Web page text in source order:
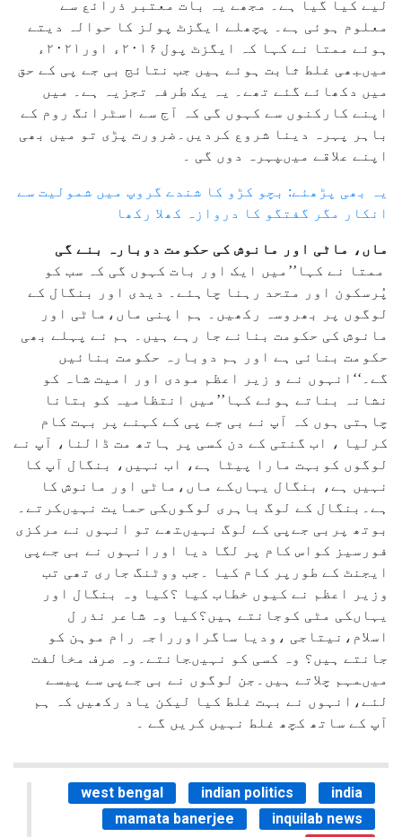
لیے کیا گیا ہے۔ مجھے یہ بات معتبر ذرائع سے
معلوم ہوئی ہے۔ پچھلے ایگزٹ پولز کا حوالہ دیتے
ہوئے ممتا نے کہا کہ ایگزٹ پول ۲۰۱۶ء اور۲۰۲۱ء
میںبھی غلط ثابت ہوئے ہیں جب نتائج بی جے پی کے حق
میں دکھائے گئے تھے۔ یہ یک طرفہ تجزیہ ہے۔ میں
اپنے کارکنوں سے کہوں گی کہ آج سے اسٹرانگ روم کے
باہر پہرہ دینا شروع کردیں۔ضرورت پڑی تو میں بھی
اپنے علاقے میںپہرہ دوں گی ۔
یہ بھی پڑھئے: بچو کڑو کا شندے گروپ میں شمولیت سے
انکار مگر گفتگو کا دروازہ کھلا رکھا
ماں، ماٹی اور مانوش کی حکومت دوبارہ بنے گی
ممتا نے کہا’’میں ایک اور بات کہوں گی کہ سب کو
پُرسکون اور متحد رہنا چاہئے۔ دیدی اور بنگال کے
لوگوں پر بھروسہ رکھیں۔ ہم اپنی ماں،ماٹی اور
مانوش کی حکومت بنانے جا رہے ہیں۔ ہم نے پہلے بھی
حکومت بنائی ہے اور ہم دوبارہ حکومت بنائیں
گے۔‘‘انہوں نے و زیر اعظم مودی اور امیت شاہ کو
نشانہ بناتے ہوئے کہا’’میں انتظامیہ کو بتانا
چاہتی ہوں کہ آپ نے بی جے پی کے کہنے پر بہت کام
کرلیا ، اب گنتی کے دن کسی پر ہاتھ مت ڈالنا، آپ نے
لوگوں کوبہت مارا پیٹا ہے، اب نہیں، بنگال آپ کا
نہیں ہے، بنگال یہاںکے ماں،ماٹی اور مانوش کا
ہے۔بنگال کے لوگ باہری لوگوںکی حمایت نہیںکرتے۔
بوتھ پربی جےپی کے لوگ نہیںتھے تو انہوں نے مرکزی
فورسیز کواس کام پر لگا دیا اورانہوں نے بی جےپی
ایجنٹ کے طورپر کام کیا ۔جب ووٹنگ جاری تھی تب
وزیر اعظم نے کیوں خطاب کیا ؟کیا وہ بنگال اور
یہاںکی مٹی کوجانتے ہیں؟کیا وہ شاعر نذر ل
اسلام،نیتاجی ،ودیا ساگراورراجہ رام موہن کو
جانتے ہیں؟ وہ کسی کو نہیںجانتے۔وہ صرف مخالفت
میںمہم چلاتے ہیں۔جن لوگوں نے بی جےپی سے پیسے
لئے،انہوں نے بہت غلط کیا لیکن یاد رکھیں کہ ہم
آپ کے ساتھ کچھ غلط نہیں کریں گے ۔
west bengal indian politics
india
mamata banerjee
inquilab news